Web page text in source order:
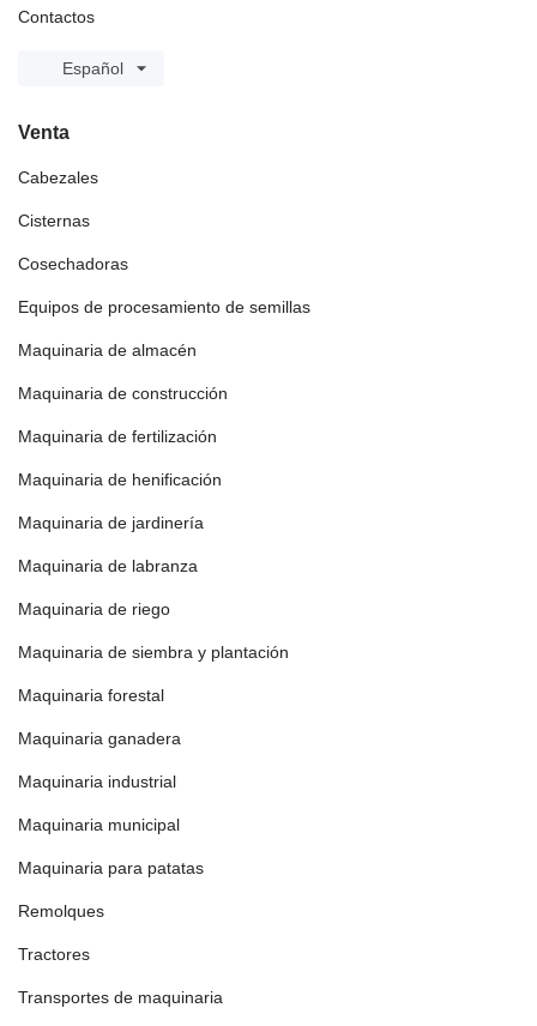
Contactos
Español
Venta
Cabezales
Cisternas
Cosechadoras
Equipos de procesamiento de semillas
Maquinaria de almacén
Maquinaria de construcción
Maquinaria de fertilización
Maquinaria de henificación
Maquinaria de jardinería
Maquinaria de labranza
Maquinaria de riego
Maquinaria de siembra y plantación
Maquinaria forestal
Maquinaria ganadera
Maquinaria industrial
Maquinaria municipal
Maquinaria para patatas
Remolques
Tractores
Transportes de maquinaria